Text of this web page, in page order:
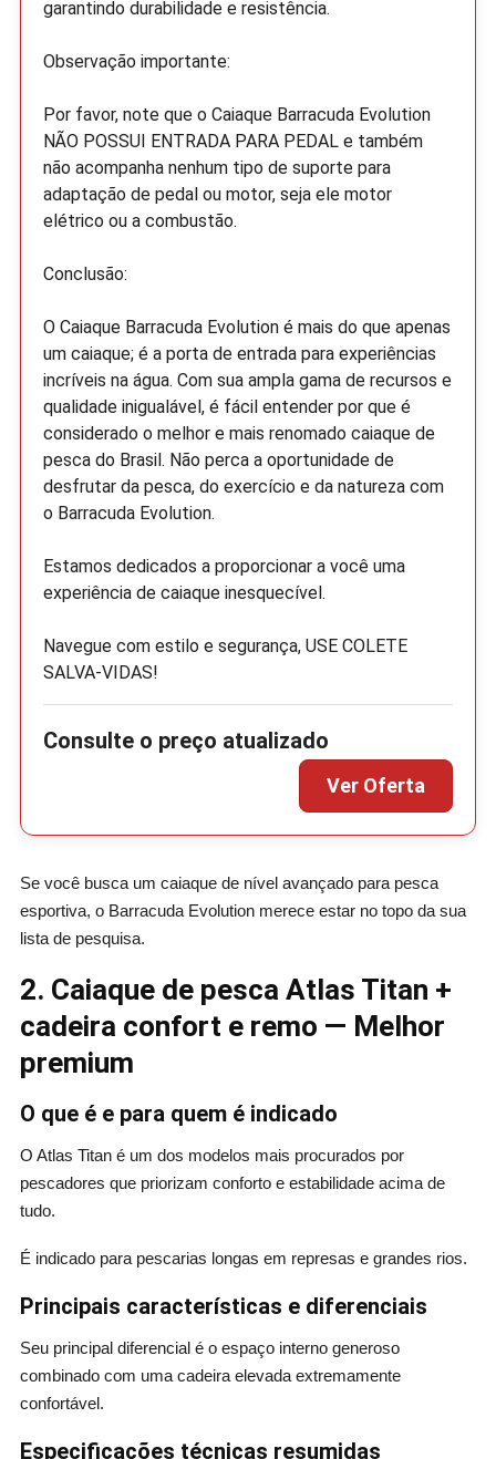
garantindo durabilidade e resistência.
Observação importante:
Por favor, note que o Caiaque Barracuda Evolution
NÃO POSSUI ENTRADA PARA PEDAL e também
não acompanha nenhum tipo de suporte para
adaptação de pedal ou motor, seja ele motor
elétrico ou a combustão.
Conclusão:
O Caiaque Barracuda Evolution é mais do que apenas
um caiaque; é a porta de entrada para experiências
incríveis na água. Com sua ampla gama de recursos e
qualidade inigualável, é fácil entender por que é
considerado o melhor e mais renomado caiaque de
pesca do Brasil. Não perca a oportunidade de
desfrutar da pesca, do exercício e da natureza com
o Barracuda Evolution.
Estamos dedicados a proporcionar a você uma
experiência de caiaque inesquecível.
Navegue com estilo e segurança, USE COLETE
SALVA-VIDAS!
Se você busca um caiaque de nível avançado para pesca
esportiva, o Barracuda Evolution merece estar no topo da sua
lista de pesquisa.
2. Caiaque de pesca Atlas Titan +
cadeira confort e remo — Melhor
premium
O que é e para quem é indicado
O Atlas Titan é um dos modelos mais procurados por
pescadores que priorizam conforto e estabilidade acima de
tudo.
É indicado para pescarias longas em represas e grandes rios.
Principais características e diferenciais
Seu principal diferencial é o espaço interno generoso
combinado com uma cadeira elevada extremamente
confortável.
Especificações técnicas resumidas